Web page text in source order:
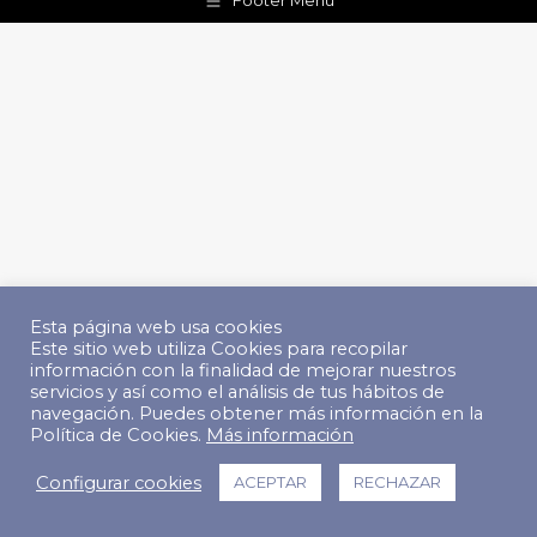
Esta página web usa cookies
Este sitio web utiliza Cookies para recopilar
información con la finalidad de mejorar nuestros
servicios y así como el análisis de tus hábitos de
navegación. Puedes obtener más información en la
Política de Cookies. Más información
Configurar cookies ACEPTAR RECHAZAR